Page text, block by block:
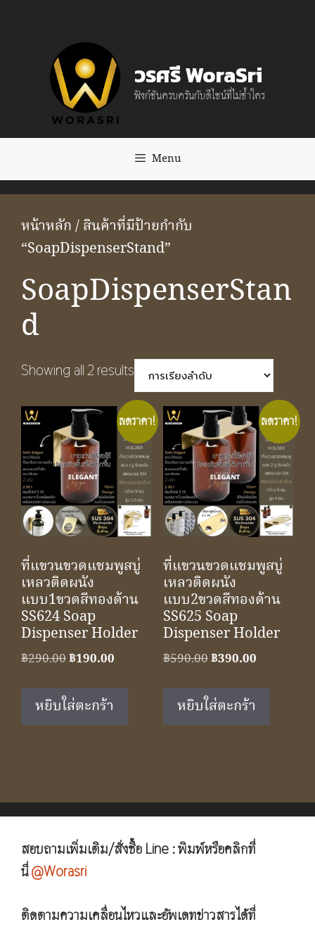
วรศรี WoraSri
ฟังก์ชันครบครันกับดีไซน์ที่ไม่ซ้ำใคร
Menu
หน้าหลัก/ สินค้าที่มีป้ายกำกับ
“SoapDispenserStand”
SoapDispenserStan
d
Showing all 2 results
ลดราคา!
ที่แขวนขวดแชมพูสบู่
เหลวติดผนัง
แบบ1ขวดสีทองด้าน
SS624 Soap
Dispenser Holder
฿290.00Original
was:
฿290.00.
฿190.00
หยิบใส่ตะกร้า
ลดราคา!
ที่แขวนขวดแชมพูสบู่
เหลวติดผนัง
แบบ2ขวดสีทองด้าน
SS625 Soap
Dispenser Holder
฿590.00Original
was:
฿590.00.
฿390.00Current
หยิบใส่ตะกร้า
สอบถามเพิ่มเติม/สั่งซื้อ Line : พิมพ์หรือคลิกที่
นี่@Worasri
ติดตามความเคลื่อนไหวและอัพเดทข่าวสารได้ที่